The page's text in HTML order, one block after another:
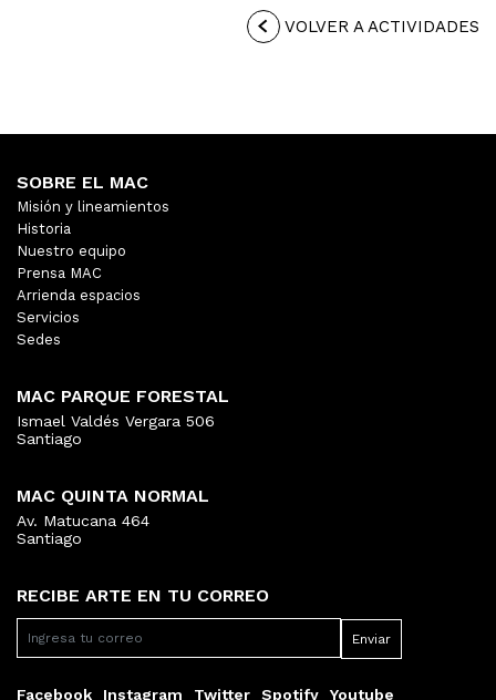
VOLVER A ACTIVIDADES
RECIBE ARTE EN TU CORREO
Facebook Instagram Twitter Spotify Youtube
SOBRE EL MAC
Misión y lineamientos
Historia
Nuestro equipo
Prensa MAC
Arrienda espacios
Servicios
Sedes
MAC PARQUE FORESTAL
Ismael Valdés Vergara 506
Santiago
MAC QUINTA NORMAL
Av. Matucana 464
Santiago